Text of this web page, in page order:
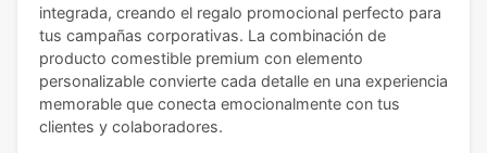
integrada, creando el regalo promocional perfecto para
tus campañas corporativas. La combinación de
producto comestible premium con elemento
personalizable convierte cada detalle en una experiencia
memorable que conecta emocionalmente con tus
clientes y colaboradores.